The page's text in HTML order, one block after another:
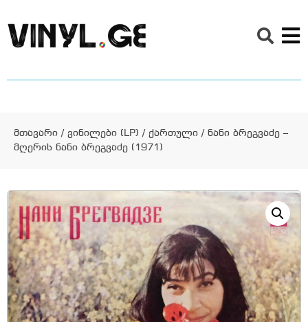
მთავარი / ვინილები (LP) / ქართული / ნანი ბრეგვაძე –
მღერის ნანი ბრეგვაძე (1971)